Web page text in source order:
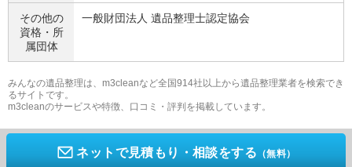
その他の
資格・ 所
属団体
一般財団法人 遺品整理士認定協会
みんなの遺品整理は、m3cleanなど全国914社以上から遺品整理業者を検索でき
るサイトです。
m3cleanのサービスや特徴、口コミ・評判を掲載しています。
ネットで見積もり・相談をする （無料）